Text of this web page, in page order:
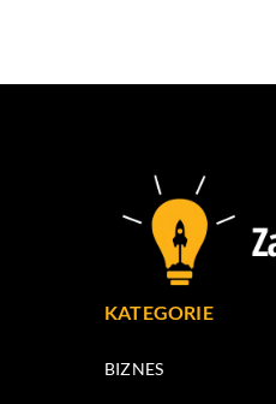
KATEGORIE
BIZNES